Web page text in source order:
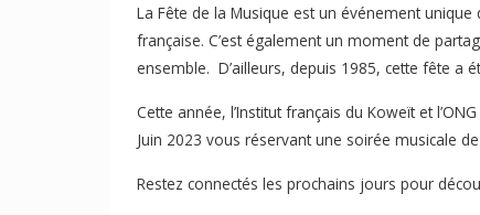
La Fête de la Musique est un événement
française. C’est également un moment de
ensemble. D’ailleurs, depuis 1985, cette fête a
Cette année, l’Institut français du Koweït et
Juin 2023 vous réservant une soirée musicale
Restez connectés les prochains jours pour